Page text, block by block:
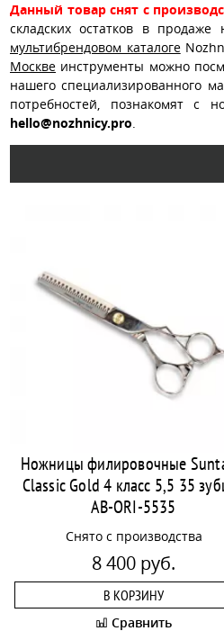
Данный товар снят с
складских остатков в
мультибрендовом каталоге
Москве инструменты можно
нашего специализированного
потребностей, познакомят
hello@nozhnicy.pro.
Ножницы филировочные
Classic Gold 4 класс 5,5 35
AB-ORI-5535
Снято с производства
8 400 руб.
В КОРЗИНУ
Сравнить